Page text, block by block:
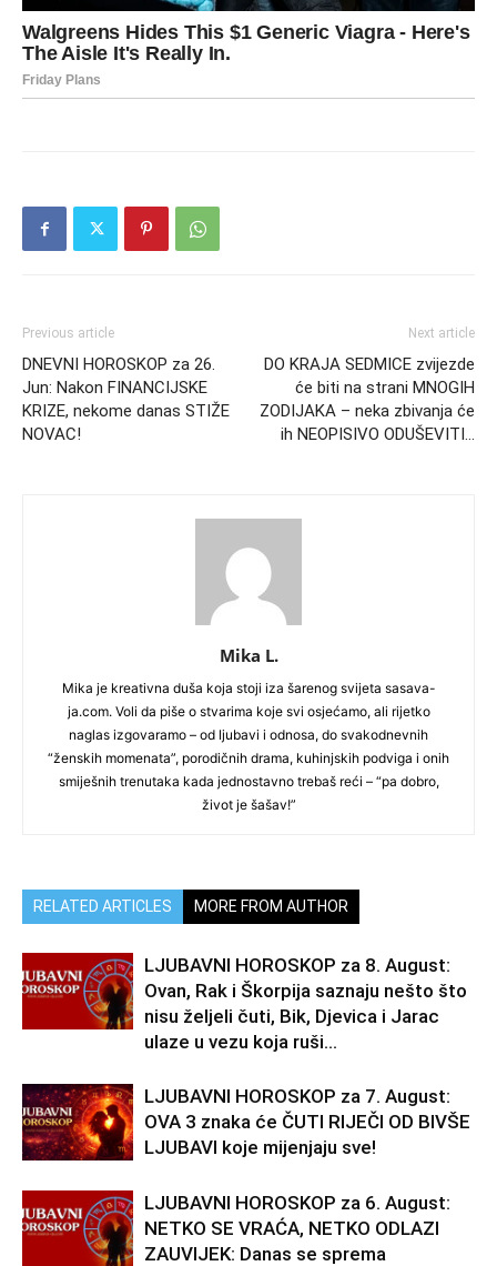
Previous article
DNEVNI HOROSKOP za 26.
Jun: Nakon FINANCIJSKE
KRIZE, nekome danas STIŽE
NOVAC!
Next article
DO KRAJA SEDMICE zvijezde
će biti na strani MNOGIH
ZODIJAKA – neka zbivanja će
ih NEOPISIVO ODUŠEVITI…
Mika L.
Mika je kreativna duša koja stoji iza šarenog svijeta sasava-
ja.com. Voli da piše o stvarima koje svi osjećamo, ali rijetko
naglas izgovaramo – od ljubavi i odnosa, do svakodnevnih
“ženskih momenata”, porodičnih drama, kuhinjskih podviga i onih
smiješnih trenutaka kada jednostavno trebaš reći – “pa dobro,
život je šašav!”
RELATED ARTICLES MORE FROM AUTHOR
LJUBAVNI HOROSKOP za 8. August:
Ovan, Rak i Škorpija saznaju nešto što
nisu željeli čuti, Bik, Djevica i Jarac
ulaze u vezu koja ruši...
LJUBAVNI HOROSKOP za 7. August:
OVA 3 znaka će ČUTI RIJEČI OD BIVŠE
LJUBAVI koje mijenjaju sve!
LJUBAVNI HOROSKOP za 6. August:
NETKO SE VRAĆA, NETKO ODLAZI
ZAUVIJEK: Danas se sprema